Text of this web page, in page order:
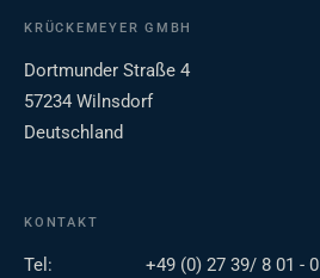
KRÜCKEMEYER GMBH
Dortmunder Straße 4
57234 Wilnsdorf
Deutschland
KONTAKT
Tel:
+49 (0) 27 39/ 8 01 - 0